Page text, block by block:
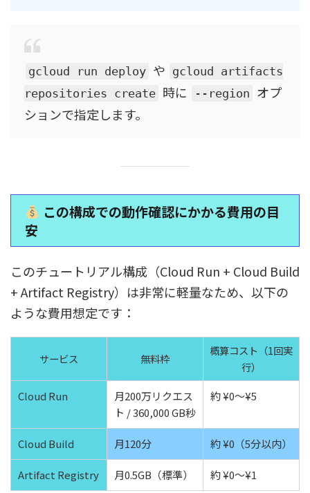
gcloud run deploy や gcloud artifacts
repositories create 時に --region オプ
ションで指定します。
この構成での動作確認にかかる費用の目
安
このチュートリアル構成（Cloud Run + Cloud Build
+ Artifact Registry）は非常に軽量なため、以下の
ような費用想定です：
サービス 無料枠
概算コスト（1回実
行）
Cloud Run
月200万リクエス
ト / 360,000 GB秒
約 ¥0〜¥5
Cloud Build 月120分 約 ¥0（5分以内）
Artifact Registry 月0.5GB（標準） 約 ¥0〜¥1